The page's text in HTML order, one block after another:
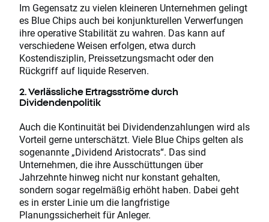
Im Gegensatz zu vielen kleineren Unternehmen gelingt
es Blue Chips auch bei konjunkturellen Verwerfungen
ihre operative Stabilität zu wahren. Das kann auf
verschiedene Weisen erfolgen, etwa durch
Kostendisziplin, Preissetzungsmacht oder den
Rückgriff auf liquide Reserven.
2. Verlässliche Ertragsströme durch
Dividendenpolitik
Auch die Kontinuität bei Dividendenzahlungen wird als
Vorteil gerne unterschätzt. Viele Blue Chips gelten als
sogenannte „Dividend Aristocrats“. Das sind
Unternehmen, die ihre Ausschüttungen über
Jahrzehnte hinweg nicht nur konstant gehalten,
sondern sogar regelmäßig erhöht haben. Dabei geht
es in erster Linie um die langfristige
Planungssicherheit für Anleger.